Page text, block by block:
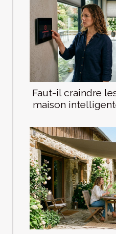
Faut-il craindre
maison